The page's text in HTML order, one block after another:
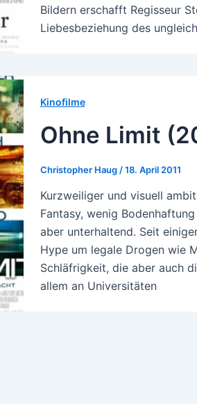
Bildern erschafft Regisseur
Liebesbeziehung des
Kinofilme
Ohne Limit
Christopher Haug /18. April 2011
Kurzweiliger und visuell
Fantasy, wenig
aber unterhaltend. Seit
Hype um legale Drogen wie
Schläfrigkeit, die aber auch
allem an Universitäten